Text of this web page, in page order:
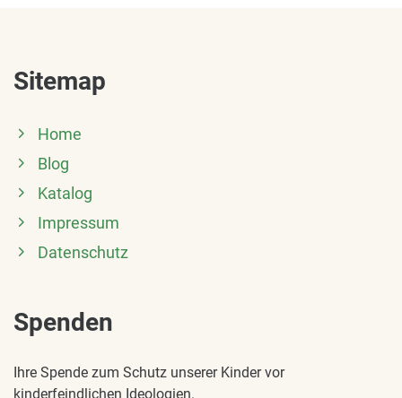
Sitemap
Home
Blog
Katalog
Impressum
Datenschutz
Spenden
Ihre Spende zum Schutz unserer Kinder vor
kinderfeindlichen Ideologien.